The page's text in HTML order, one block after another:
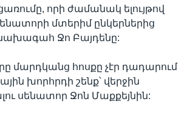
որի ժամանակ ելույթով
մտերիմ ընկերներից
Ջո Բայդենը:
մարդկանց հոսքը չէր դադարում
խորհրդի շենք՝ վերջին
սենատոր Ջոն Մաքքեյնին: